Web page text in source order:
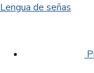
Lengua de señas